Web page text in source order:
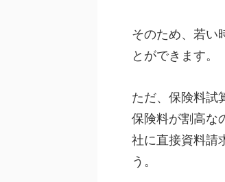
そのため、若い
とができます。
ただ、保険料試
保険料が割高な
社に直接資料請
う。